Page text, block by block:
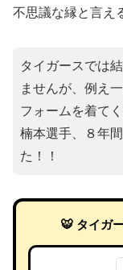
不思議な縁と言え
タイガースでは
ませんが、例え
フォームを着て
楠本選手、８年
た！！
🐯 タイガ